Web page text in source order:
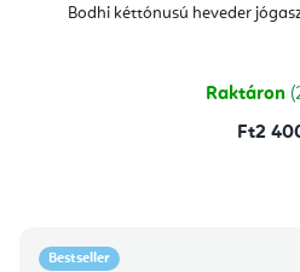
Bodhi kéttónusú heveder
Raktáron
Ft2
Bestseller